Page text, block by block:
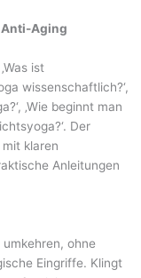
Aging
ist
wissenschaftlich?‘,
‚Wie beginnt man
Der
klaren
Anleitungen
ohne
Eingriffe. Klingt